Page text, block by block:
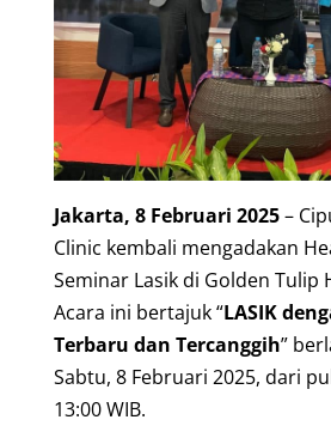
Jakarta, 8 Februari 2025–
Clinic kembali mengadakan
Seminar Lasik di Golden Tulip
Acara ini bertajuk “LASIK
Terbaru dan Tercanggih”
Sabtu, 8 Februari 2025, dari
13:00 WIB.